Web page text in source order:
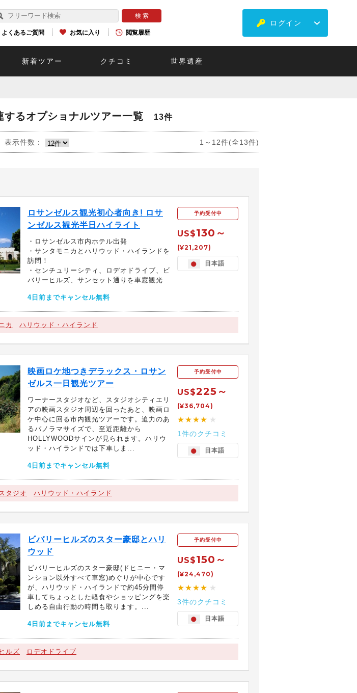
よくあるご質問 お気に入り 閲覧履歴
ログイン
新着ツアー クチコミ 世界遺産
するオプショナルツアー一覧 13件
表示件数： 1～12件(全13件)
ロサンゼルス観光初心者向き! ロサ
ンゼルス観光半日ハイライト
・ロサンゼルス市内ホテル出発
・サンタモニカとハリウッド・ハイランドを
訪問！
・センチュリーシティ、ロデオドライブ、ビ
バリーヒルズ、サンセット通りを車窓観光
4日前までキャンセル無料
予約受付中
US$130～
(¥21,207)
日本語
カ ハリウッド・ハイランド
映画ロケ地つきデラックス・ロサン
ゼルス一日観光ツアー
ワーナースタジオなど、スタジオシティエリ
アの映画スタジオ周辺を回ったあと、映画ロ
ケ中心に回る市内観光ツアーです。迫力のあ
るパノラマサイズで、至近距離から
HOLLYWOODサインが見られます。ハリウ
ッド・ハイランドでは下車しま...
4日前までキャンセル無料
予約受付中
US$225～
(¥36,704)
★★★★ ★
1件のクチコミ
日本語
タジオ ハリウッド・ハイランド
ビバリーヒルズのスター豪邸とハリ
ウッド
ビバリーヒルズのスター豪邸(ドヒニー・マ
ンション以外すべて車窓)めぐりが中心です
が、ハリウッド・ハイランドで約45分間停
車してちょっとした軽食やショッピングを楽
しめる自由行動の時間も取ります。...
4日前までキャンセル無料
予約受付中
US$150～
(¥24,470)
★★★★ ★
3件のクチコミ
日本語
ルズ ロデオドライブ